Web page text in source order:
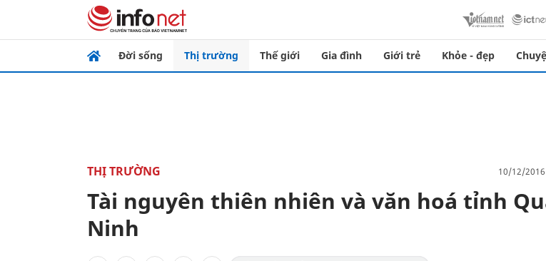
Đời sống Thị trường Thế giới Gia đình Giới trẻ Khỏe - đẹp
THỊ TRƯỜNG 10/12/
Tài nguyên thiên nhiên và văn hoá tỉnh
Ninh